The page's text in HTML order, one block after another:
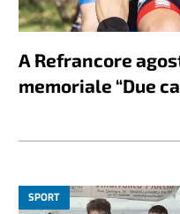
A Refrancore
memoriale “Due
SPORT